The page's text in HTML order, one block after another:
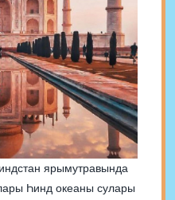
ярымутравында
Һинд океаны сулары